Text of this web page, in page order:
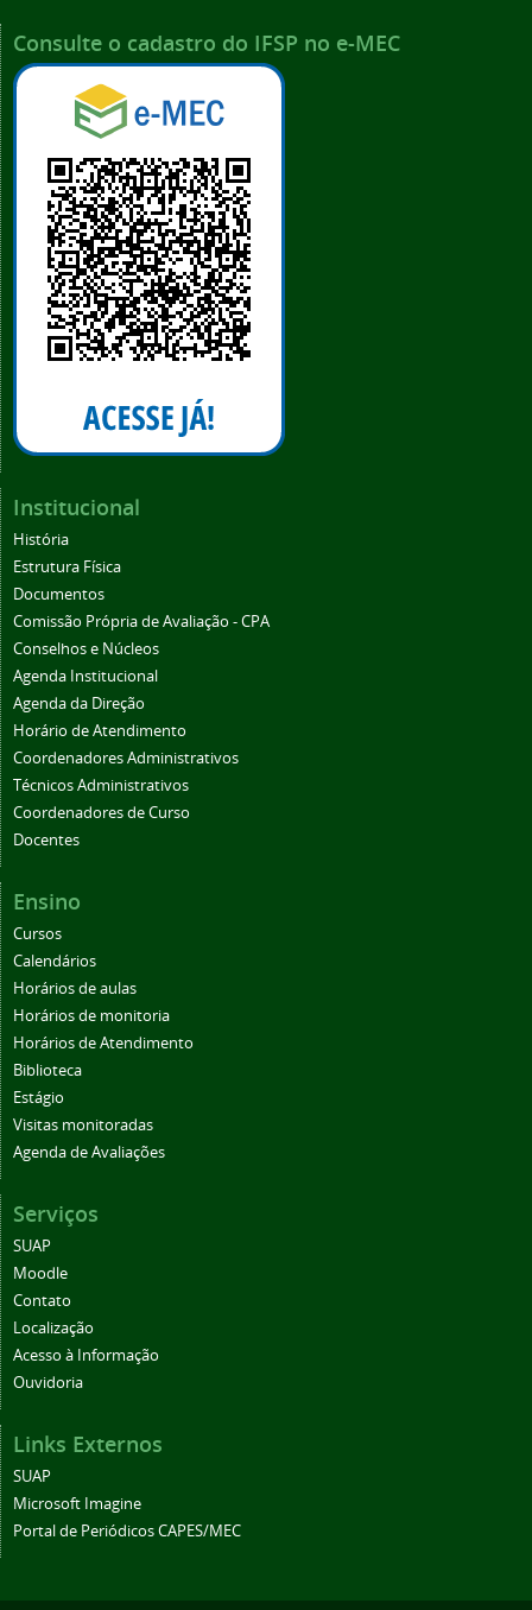
Consulte o cadastro do IFSP no e-MEC
Institucional
História
Estrutura Física
Documentos
Comissão Própria de Avaliação - CPA
Conselhos e Núcleos
Agenda Institucional
Agenda da Direção
Horário de Atendimento
Coordenadores Administrativos
Técnicos Administrativos
Coordenadores de Curso
Docentes
Ensino
Cursos
Calendários
Horários de aulas
Horários de monitoria
Horários de Atendimento
Biblioteca
Estágio
Visitas monitoradas
Agenda de Avaliações
Serviços
SUAP
Moodle
Contato
Localização
Acesso à Informação
Ouvidoria
Links Externos
SUAP
Microsoft Imagine
Portal de Periódicos CAPES/MEC